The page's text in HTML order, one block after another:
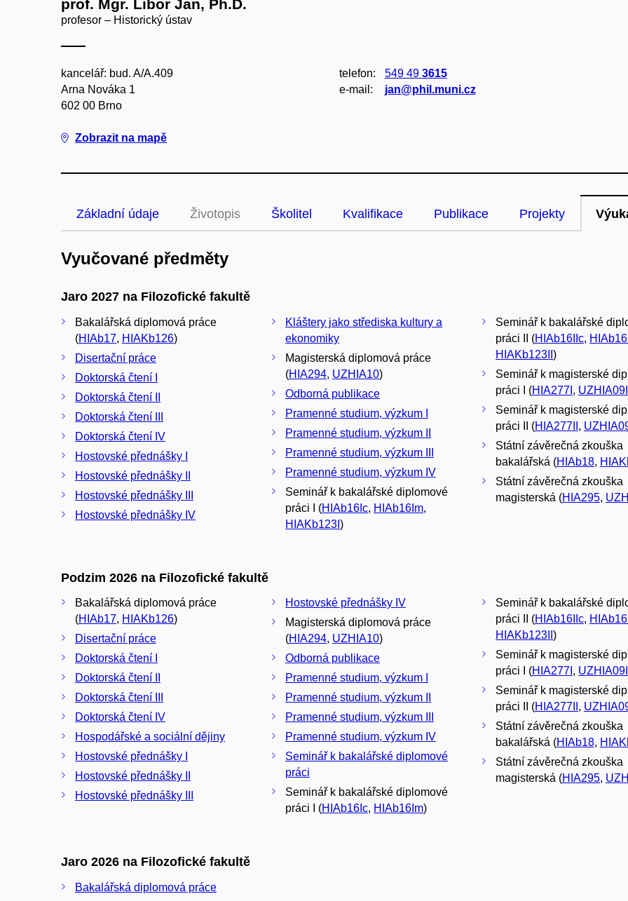
prof. Mgr. Libor Jan, Ph.D.
profesor – Historický ústav
kancelář: bud. A/A.409
Arna Nováka 1
602 00 Brno
Zobrazit na mapě
telefon: 549 49 3615
e‑mail:
jan@phil.muni.cz
Základní údaje Životopis Školitel Kvalifikace Publikace Projekty
Vyučované předměty
Jaro 2027 na Filozofické fakultě
Bakalářská diplomová práce
(HIAb17, HIAKb126)
Disertační práce
Doktorská čtení I
Doktorská čtení II
Doktorská čtení III
Doktorská čtení IV
Hostovské přednášky I
Hostovské přednášky II
Hostovské přednášky III
Hostovské přednášky IV
Kláštery jako střediska kultury a
ekonomiky
Magisterská diplomová práce
(HIA294, UZHIA10)
Odborná publikace
Pramenné studium, výzkum I
Pramenné studium, výzkum II
Pramenné studium, výzkum III
Pramenné studium, výzkum IV
Seminář k bakalářské diplomové
práci I (HIAb16Ic, HIAb16Im,
HIAKb123I )
Seminář k bakalářské
práci II (HIAb16IIc,
HIAKb123II )
Seminář k magisterské
práci I (HIA277I , UZHIA09I
Seminář k magisterské
práci II (HIA277II ,
Státní závěrečná zkouška
bakalářská (HIAb18,
Státní závěrečná zkouška
magisterská (HIA295,
Podzim 2026 na Filozofické fakultě
Bakalářská diplomová práce
(HIAb17, HIAKb126)
Disertační práce
Doktorská čtení I
Doktorská čtení II
Doktorská čtení III
Doktorská čtení IV
Hospodářské a sociální dějiny
Hostovské přednášky I
Hostovské přednášky II
Hostovské přednášky III
Hostovské přednášky IV
Magisterská diplomová práce
(HIA294, UZHIA10)
Odborná publikace
Pramenné studium, výzkum I
Pramenné studium, výzkum II
Pramenné studium, výzkum III
Pramenné studium, výzkum IV
Seminář k bakalářské diplomové
práci
Seminář k bakalářské diplomové
práci I (HIAb16Ic, HIAb16Im)
Seminář k bakalářské
práci II (HIAb16IIc,
HIAKb123II )
Seminář k magisterské
práci I (HIA277I , UZHIA09I
Seminář k magisterské
práci II (HIA277II ,
Státní závěrečná zkouška
bakalářská (HIAb18,
Státní závěrečná zkouška
magisterská (HIA295,
Jaro 2026 na Filozofické fakultě
Bakalářská diplomová práce